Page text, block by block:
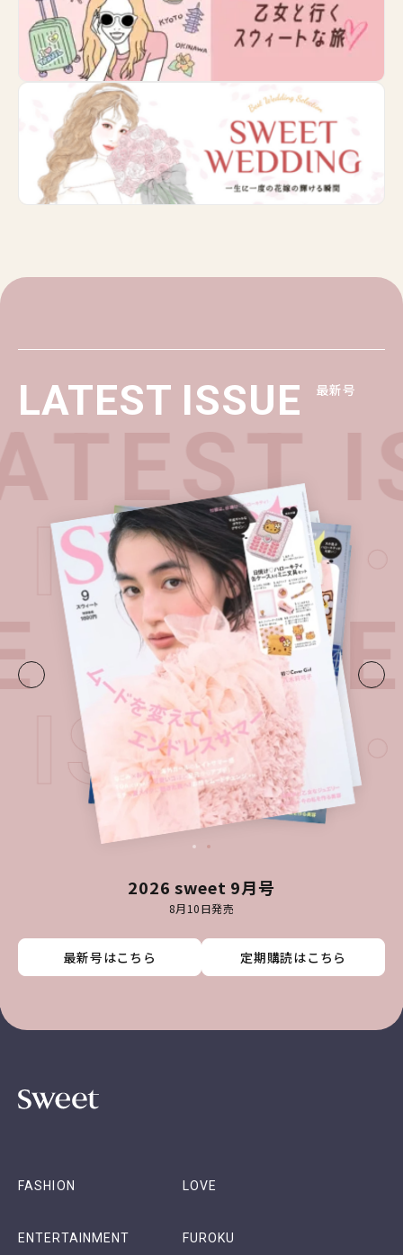
LATEST ISSUE 最新号
2026 sweet 9月号
8月10日発売
最新号はこちら 定期購読はこちら
最新号はこちら 定期購読はこちら
最新号はこちら 定期購読はこちら
最新号はこちら 定期購読はこちら
ISSUE
ISSUE
FASHION LOVE
ENTERTAINMENT FUROKU